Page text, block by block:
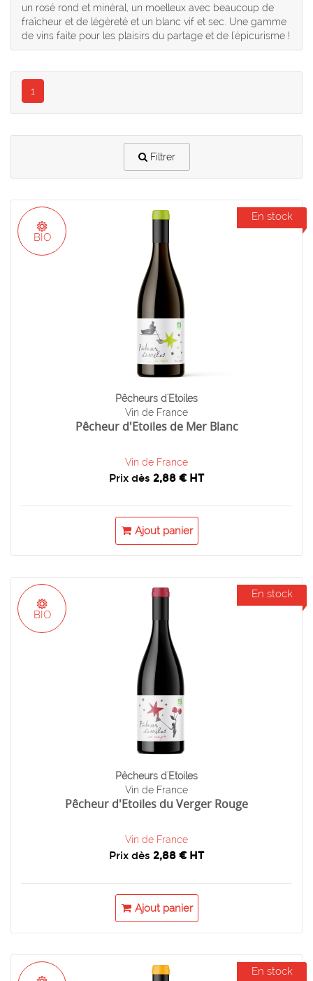
un rosé rond et minéral, un moelleux avec beaucoup de
fraîcheur et de légèreté et un blanc vif et sec. Une gamme
de vins faite pour les plaisirs du partage et de l'épicurisme !
1
Filtrer
En stock
BIO
Pêcheurs d'Etoiles
Vin de France
Pêcheur d'Etoiles de Mer Blanc
Vin de France
Prix dès 2,88 € HT
Ajout panier
En stock
BIO
Pêcheurs d'Etoiles
Vin de France
Pêcheur d'Etoiles du Verger Rouge
Vin de France
Prix dès 2,88 € HT
Ajout panier
En stock